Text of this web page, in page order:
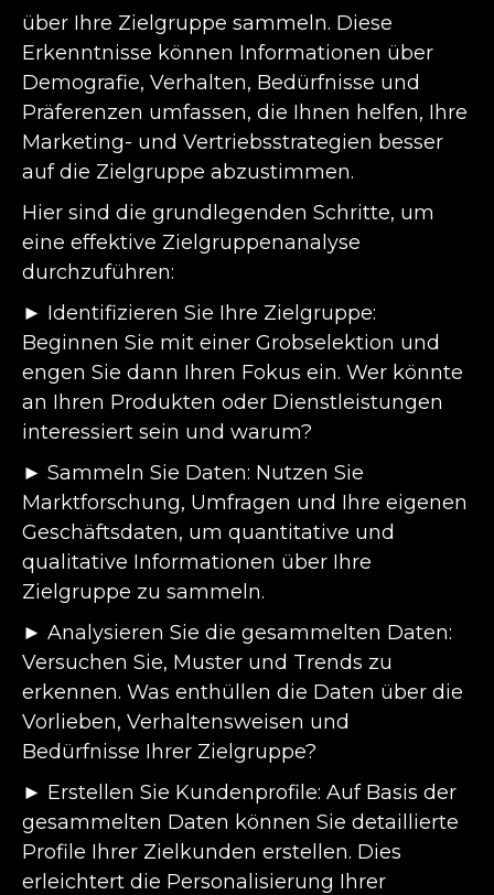
über Ihre Zielgruppe sammeln. Diese
Erkenntnisse können Informationen über
Demografie, Verhalten, Bedürfnisse und
Präferenzen umfassen, die Ihnen helfen, Ihre
Marketing- und Vertriebsstrategien besser
auf die Zielgruppe abzustimmen.
Hier sind die grundlegenden Schritte, um
eine effektive Zielgruppenanalyse
durchzuführen:
► Identifizieren Sie Ihre Zielgruppe:
Beginnen Sie mit einer Grobselektion und
engen Sie dann Ihren Fokus ein. Wer könnte
an Ihren Produkten oder Dienstleistungen
interessiert sein und warum?
► Sammeln Sie Daten: Nutzen Sie
Marktforschung, Umfragen und Ihre eigenen
Geschäftsdaten, um quantitative und
qualitative Informationen über Ihre
Zielgruppe zu sammeln.
► Analysieren Sie die gesammelten Daten:
Versuchen Sie, Muster und Trends zu
erkennen. Was enthüllen die Daten über die
Vorlieben, Verhaltensweisen und
Bedürfnisse Ihrer Zielgruppe?
► Erstellen Sie Kundenprofile: Auf Basis der
gesammelten Daten können Sie detaillierte
Profile Ihrer Zielkunden erstellen. Dies
erleichtert die Personalisierung Ihrer